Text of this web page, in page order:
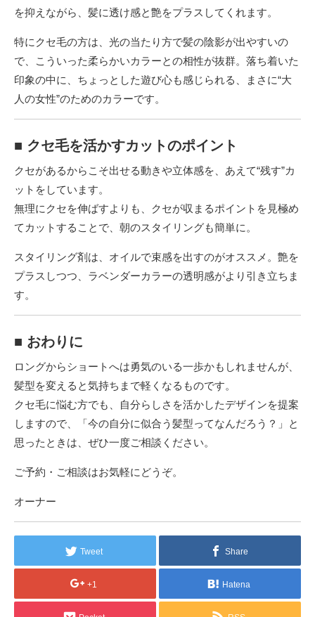
を抑えながら、髪に透け感と艶をプラスしてくれます。
特にクセ毛の方は、光の当たり方で髪の陰影が出やすいの
で、こういった柔らかいカラーとの相性が抜群。落ち着いた
印象の中に、ちょっとした遊び心も感じられる、まさに“大
人の女性”のためのカラーです。
■ クセ毛を活かすカットのポイント
クセがあるからこそ出せる動きや立体感を、あえて“残す”カ
ットをしています。
無理にクセを伸ばすよりも、クセが収まるポイントを見極め
てカットすることで、朝のスタイリングも簡単に。
スタイリング剤は、オイルで束感を出すのがオススメ。艶を
プラスしつつ、ラベンダーカラーの透明感がより引き立ちま
す。
■ おわりに
ロングからショートへは勇気のいる一歩かもしれませんが、
髪型を変えると気持ちまで軽くなるものです。
クセ毛に悩む方でも、自分らしさを活かしたデザインを提案
しますので、「今の自分に似合う髪型ってなんだろう？」と
思ったときは、ぜひ一度ご相談ください。
ご予約・ご相談はお気軽にどうぞ。
オーナー
Tweet Share
+1 Hatena